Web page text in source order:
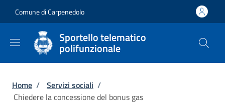
Comune di Carpenedolo
Sportello telematico
polifunzionale
Briciole di pane
Home / Servizi sociali /
Chiedere la concessione del bonus gas